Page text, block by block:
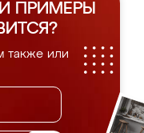
ПРИМЕРЫ
также или